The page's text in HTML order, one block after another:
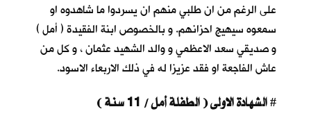
على الرغم من ان طلبي منهم ان يسردوا ما شاهدوه او
سمعوه سيهيج احزانهم. و بالخصوص ابنة الفقيدة ( أمل )
و صديقي سعد الاعظمي و والد الشهيد عثمان ، و كل من
عاش الفاجعة او فقد عزيزا له في ذلك الاربعاء الاسود.
#